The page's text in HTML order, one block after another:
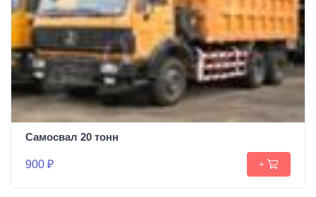
Самосвал 20 тонн
900 ₽ +